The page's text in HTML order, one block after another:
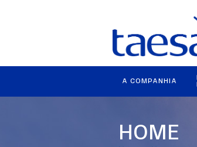
A COMPANHIA
HOME